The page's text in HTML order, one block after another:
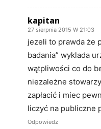
kapitan
27 sierpnia 2015 W 21:03
jezeli to prawda że
badania” wyklada
wątpliwości co do
niezależne
zapłacić i miec
liczyć na publiczne
Odpowiedz